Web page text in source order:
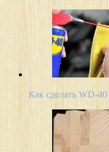
Как сделать WD-